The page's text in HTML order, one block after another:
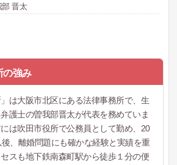
部 晋太
の強み
」は大阪市北区にある法律事務所で、生
護士の曽我部晋太が代表を務めていま
は吹田市役所で公務員として勤め、20
、離婚問題にも確かな経験と実績を重
スも地下鉄南森町駅から徒歩１分の便